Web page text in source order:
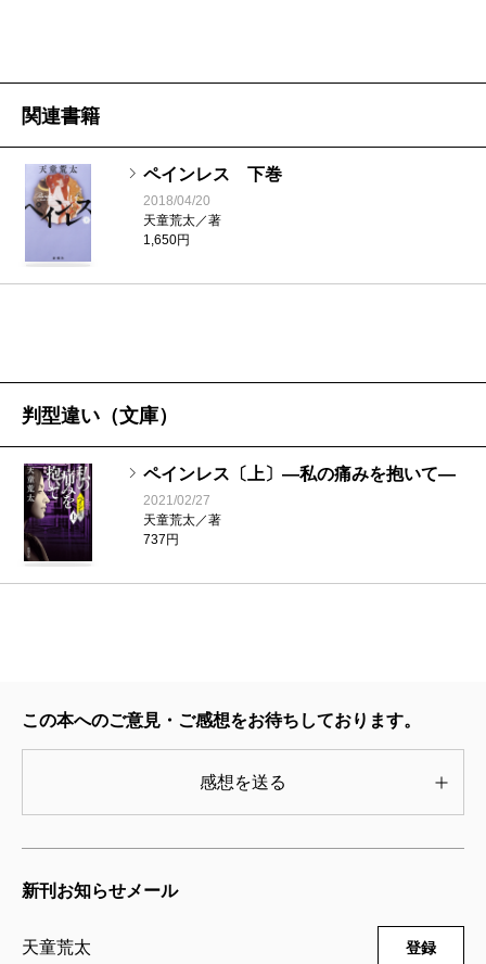
ゆき、高村薫
果律から離れつつある。『模倣犯』『冷血』『柔らか
な頬』をその視点から読み返せば明らかだろう。
『ペインレス』では、旧来の動機や原因に当たる部分
に、トラウマの代りにDNAや「進化」といったものを
据えている。『ムーンナイト・ダイバー』では天災が
夢想することには限界があるのだ、ということを、天
童作品の流れは端的に示している。
その先を考えなければ小説の未来はないと、天童荒
太は思い定めているに違いない。
れる方ですが、取材の際のポイントは何でしたか。
天童自分がその人物になりきって表現するというタ
イプの書き方をしてきたものですから、今回も、参考
資料など外部から見える治療のあり方だけではなく
て、自分が本当にクリニックの医師としての日常に身
●そもそも痛みとは何だろうかという問いかけが、この
作品には常に行われていますね。
天童痛みは嫌なもの、取り除くべきものというの
はシグナルになっていると。そこを起点に突き詰めて
ど心に痛みを感じない人物を主人公にしたとして、さ
がいたんですね。
関連書籍
ペインレス 下巻
2018/04/20
天童荒太／著
1,650円
判型違い（文庫）
ペインレス〔上〕―私の痛みを抱いて―
2021/02/27
天童荒太／著
737円
この本へのご意見・ご感想をお待ちしております。
感想を送る
新刊お知らせメール
天童荒太 登録